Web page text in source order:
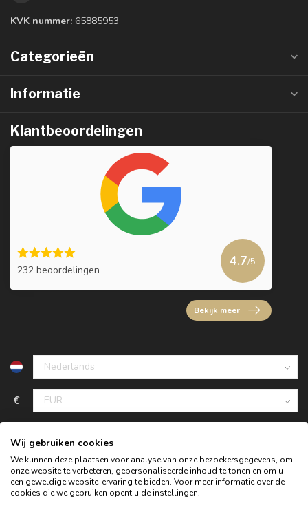
KVK nummer: 65885953
Categorieën
Informatie
Klantbeoordelingen
232 beoordelingen
4.7/5
Bekijk meer
€
Wij gebruiken cookies
We kunnen deze plaatsen voor analyse van onze bezoekersgegevens, om
onze website te verbeteren, gepersonaliseerde inhoud te tonen en om u
een geweldige website-ervaring te bieden. Voor meer informatie over de
cookies die we gebruiken opent u de instellingen.